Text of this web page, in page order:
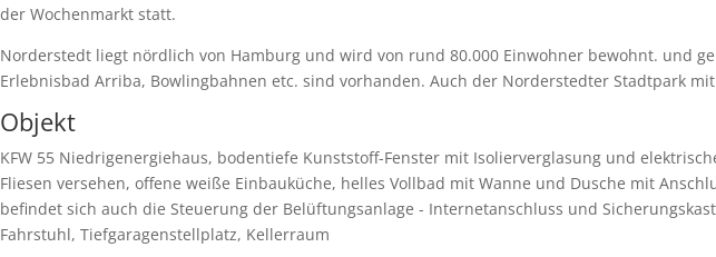
der Wochenmarkt statt.
Norderstedt liegt nördlich von Hamburg und wird von rund 80.000 Einwohner bewohnt. und
Erlebnisbad Arriba, Bowlingbahnen etc. sind vorhanden. Auch der Norderstedter Stadtpark
Objekt
KFW 55 Niedrigenergiehaus, bodentiefe Kunststoff-Fenster mit Isolierverglasung und
Fliesen versehen, offene weiße Einbauküche, helles Vollbad mit Wanne und Dusche mit
befindet sich auch die Steuerung der Belüftungsanlage - Internetanschluss und
Fahrstuhl, Tiefgaragenstellplatz, Kellerraum